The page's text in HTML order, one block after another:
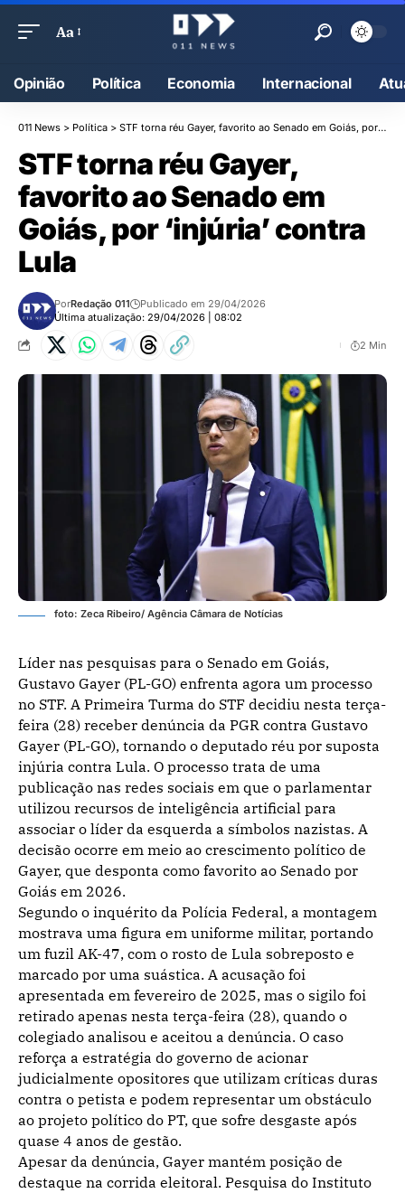
Aa
Opinião Política Economia Internacional
011 News > Política > STF torna réu Gayer, favorito ao Senado em Goiás, por ‘injúria’ contra Lula
STF torna réu Gayer,
favorito ao Senado em
Goiás, por ‘injúria’ contra
Lula
Última atualização: 29/04/2026 | 08:02
PorRedação 011 Publicado em 29/04/2026
2 Min
foto: Zeca Ribeiro/ Agência Câmara de Notícias
Líder nas pesquisas para o Senado em Goiás,
Gustavo Gayer (PL-GO) enfrenta agora um processo
no STF. A Primeira Turma do STF decidiu nesta terça-
feira (28) receber denúncia da PGR contra Gustavo
Gayer (PL-GO), tornando o deputado réu por suposta
injúria contra Lula. O processo trata de uma
publicação nas redes sociais em que o parlamentar
utilizou recursos de inteligência artificial para
associar o líder da esquerda a símbolos nazistas. A
decisão ocorre em meio ao crescimento político de
Gayer, que desponta como favorito ao Senado por
Goiás em 2026.
Segundo o inquérito da Polícia Federal, a montagem
mostrava uma figura em uniforme militar, portando
um fuzil AK-47, com o rosto de Lula sobreposto e
marcado por uma suástica. A acusação foi
apresentada em fevereiro de 2025, mas o sigilo foi
retirado apenas nesta terça-feira (28), quando o
colegiado analisou e aceitou a denúncia. O caso
reforça a estratégia do governo de acionar
judicialmente opositores que utilizam críticas duras
contra o petista e podem representar um obstáculo
ao projeto político do PT, que sofre desgaste após
quase 4 anos de gestão.
Apesar da denúncia, Gayer mantém posição de
destaque na corrida eleitoral. Pesquisa do Instituto